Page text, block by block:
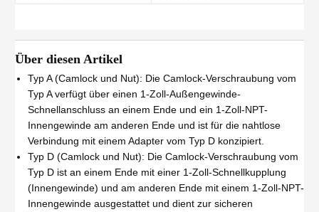
Über diesen Artikel
Typ A (Camlock und Nut): Die Camlock-Verschraubung vom
Typ A verfügt über einen 1-Zoll-Außengewinde-
Schnellanschluss an einem Ende und ein 1-Zoll-NPT-
Innengewinde am anderen Ende und ist für die nahtlose
Verbindung mit einem Adapter vom Typ D konzipiert.
Typ D (Camlock und Nut): Die Camlock-Verschraubung vom
Typ D ist an einem Ende mit einer 1-Zoll-Schnellkupplung
(Innengewinde) und am anderen Ende mit einem 1-Zoll-NPT-
Innengewinde ausgestattet und dient zur sicheren